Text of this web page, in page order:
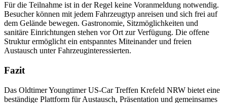
Für die Teilnahme ist in der Regel keine Voranmeldung notwendig.
Besucher können mit jedem Fahrzeugtyp anreisen und sich frei auf
dem Gelände bewegen. Gastronomie, Sitzmöglichkeiten und
sanitäre Einrichtungen stehen vor Ort zur Verfügung. Die offene
Struktur ermöglicht ein entspanntes Miteinander und freien
Austausch unter Fahrzeuginteressierten.
Fazit
Das Oldtimer Youngtimer US-Car Treffen Krefeld NRW bietet eine
beständige Plattform für Austausch, Präsentation und gemeinsames